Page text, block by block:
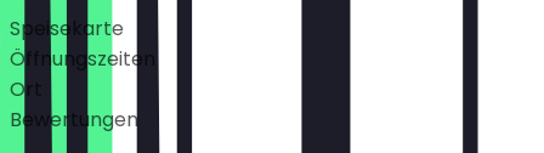
Speisekarte
Öffnungszeiten
Ort
Bewertungen